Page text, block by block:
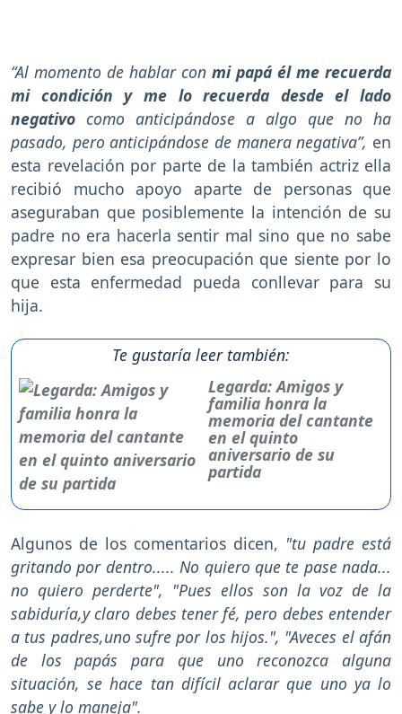
“Al momento de hablar con mi papá él me recuerda
mi condición y me lo recuerda desde el lado
negativo como anticipándose a algo que no ha
pasado, pero anticipándose de manera negativa”, en
esta revelación por parte de la también actriz ella
recibió mucho apoyo aparte de personas que
aseguraban que posiblemente la intención de su
padre no era hacerla sentir mal sino que no sabe
expresar bien esa preocupación que siente por lo
que esta enfermedad pueda conllevar para su
hija.
Te gustaría leer también:
Legarda: Amigos y
familia honra la
memoria del cantante
en el quinto
aniversario de su
partida
Algunos de los comentarios dicen, "tu padre está
gritando por dentro..... No quiero que te pase nada...
no quiero perderte", "Pues ellos son la voz de la
sabiduría,y claro debes tener fé, pero debes entender
a tus padres,uno sufre por los hijos.", "Aveces el afán
de los papás para que uno reconozca alguna
situación, se hace tan difícil aclarar que uno ya lo
sabe y lo maneja".